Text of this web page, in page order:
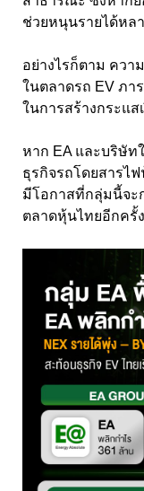
ช่วยหนุนรายได้หล
อย่างไรก็ตาม ควา
ในตลาดรถ EV ภา
ในการสร้างกระแส
หาก EA และบริษัท
ธุรกิจรถโดยสารไ
มีโอกาสที่กลุ่มนี้จะ
ตลาดหุ้นไทยอีกครั้ง